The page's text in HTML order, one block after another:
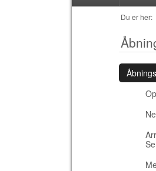
Du er her: